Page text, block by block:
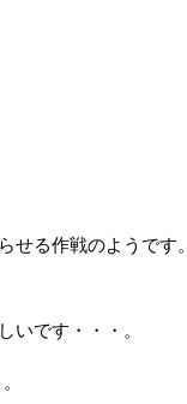
せる作戦のようです。
いです・・・。